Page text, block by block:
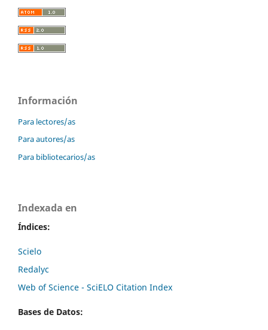
Información
Para lectores/as
Para autores/as
Para bibliotecarios/as
Indexada en
Índices:
Scielo
Redalyc
Web of Science - SciELO Citation Index
Bases de Datos: